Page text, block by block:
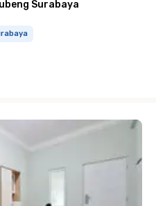
Surabaya